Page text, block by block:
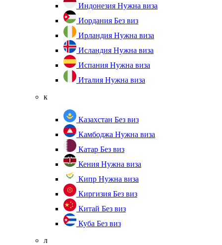
Индонезия Нужна виза
Иордания Без виз
Ирландия Нужна виза
Исландия Нужна виза
Испания Нужна виза
Италия Нужна виза
к
Казахстан Без виз
Камбоджа Нужна виза
Катар Без виз
Кения Нужна виза
Кипр Нужна виза
Киргизия Без виз
Китай Без виз
Куба Без виз
л